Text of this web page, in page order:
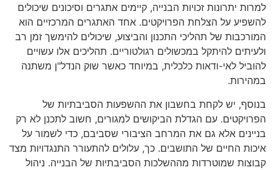
למרות יתרונות זכויות הבנייה, קיימים אתגרים וסיכונים שיכולים
להשפיע על הצלחת הפרויקטים. אחד האתגרים המרכזיים הוא
המורכבות של תהליכי התכנון והביצוע, שיכולים להימשך זמן רב
ולעיתים להיתקל במכשולים רגולטוריים. תהליכים אלו עשויים
להוביל לאי-ודאות כלכלית, במיוחד כאשר שוק הנדל"ן משתנה
במהירות.
בנוסף, יש לקחת בחשבון את ההשפעות הסביבתיות של
הפרויקטים. עם הגדלת הביקושים למגורים, חשוב לתכנן לא רק
בניינים אלא גם את המרחב הציבורי שסביבם, כדי לשמור על
איכות החיים של התושבים. כך, עלולים להתעורר התנגדויות מצד
קבוצות שמוטרדות מההשלכות הסביבתיות של הבנייה. ניהול